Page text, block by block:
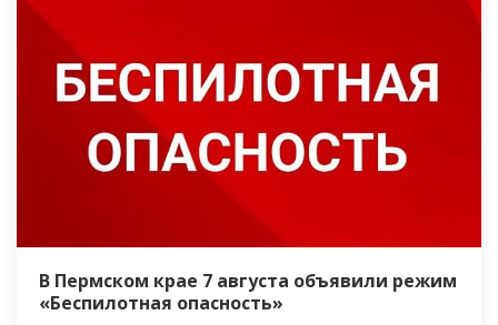
В Пермском крае 7 августа объявили режим
«Беспилотная опасность»